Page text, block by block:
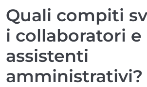
Quali compiti
i collaboratori e
assistenti
amministrativi?